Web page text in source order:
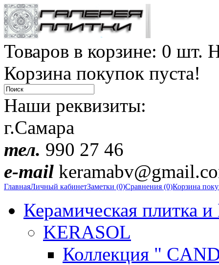
Товаров в корзине: 0 шт.
Корзина покупок пуста!
Наши реквизиты:
г.Самара
тел. 990 27 46
e-mail
ГлавнаяЛичный кабинетЗаметки (0)Сравнения (0)Корзина
Керамическая плитка
KERASOL
Коллекция "